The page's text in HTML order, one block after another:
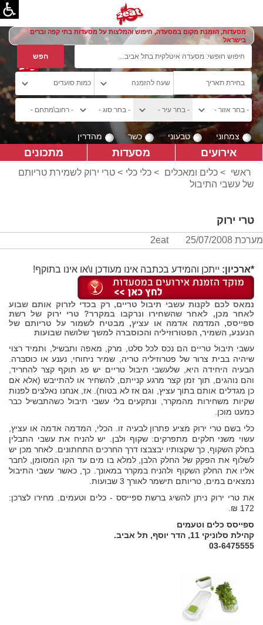
מסעדות, הזמנת מקום במסעדה, חיפוש והמלצות על מסעדות בתי קפה וברים
בישראל
צמחוני טבעוני כשר מהדרין
אירועים מסעדות מתכונים
ראשי > כלים ומאכלים > כלי כלי > טרי ירוק לשמירת טריותם
של עשבי התיבול
טרי ירוק
מערכת 2eat 25/07/2008
*ארכיון: ייתכן והמידע בכתבה אינו מעודכן ו\או אינו בתוקף!
נמאס לכם לקנות עשבי תיבול טריים, רק בכדי לזרוק אותם שבוע
לאחר מכן, לאחר שהשחירו ונרקבו במקרר? טרי ירוק של רשת
ספייסס, המדמה אדמה או עציץ, מבטיח לשמור על טריותם של
הנענע, השמיר, הפטורוזיליה והכוסברה למשך שלושה שבועות
עשבי תיבול טריים הם נכס לכל סלט, מרק, מאפה ותבשיל, ותמיד רצוי
שיהיה בבית צרור של פטרוזיליה טריה, שמיר ניחוחי, נענע או כוסברה.
הבעיה היחידה היא, שלעשבי תיבול טריים יש פג תוקף קצר להחריד,
והם נוהגים, תוך זמן קצר מרגע קנייתם, להשחיר או להתייבש (אלא אם
כן מגדלים אותם בתוך עציץ, וגם אז לא בטוח). אז, אנחנו נאלצים לפנות
שקיות משחירות מהמקרר, ונתקעים בלי עשבי תיבול כשהתבשיל כבר
כמעט מוכן.
כלי בשם טרי ירוק מציע פתרון לבעיה זו. הכלי, המדמה אדמה או עציץ,
עשוי משני חלקים מתפרקים: שקוף ולבן. יש להניח את עשבי התבלין
בחלק השקוף, כך שקצותיו יבצבצו דרך החרכים התחתונים. לאחר מכן יש
לשלוף את הפקק של החלק הלבן, למלא בו מים עד הקו המסומן, לחבר
אליו את החלק השקוף ולהניח במקרר במאונך. כך, כאשר עשבי התיבול
נמצאים במים, טריותם תישמר לאורך 3 שבועות.
את טרי ירוק ניתן להשיג ברשת ספייסס - כלים וטעמים. מחירו לצרכן:
172 ₪.
ספייסס כלים וטעמים
קהילת סלוניקי 11, הדר יוסף, תל אביב.
03-6475555